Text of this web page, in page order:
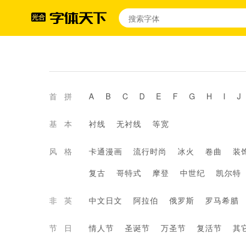
首拼 A B C D E F G H I J
基本 衬线 无衬线 等宽
风格 卡通漫画 流行时尚 冰火 卷曲 装
复古
哥特式 摩登 中世纪 凯尔特
非英 中文日文 阿拉伯 俄罗斯 罗马希腊
节日 情人节 圣诞节 万圣节 复活节 其